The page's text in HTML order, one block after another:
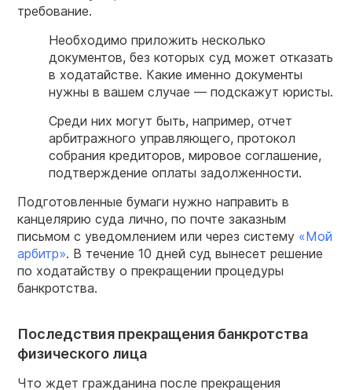
требование.
Необходимо приложить несколько
документов, без которых суд может отказать
в ходатайстве. Какие именно документы
нужны в вашем случае — подскажут юристы.
Среди них могут быть, например, отчет
арбитражного управляющего, протокол
собрания кредиторов, мировое соглашение,
подтверждение оплаты задолженности.
Подготовленные бумаги нужно направить в
канцелярию суда лично, по почте заказным
письмом с уведомлением или через систему «Мой
арбитр». В течение 10 дней суд вынесет решение
по ходатайству о прекращении процедуры
банкротства.
Последствия прекращения банкротства
физического лица
Что ждет гражданина после прекращения